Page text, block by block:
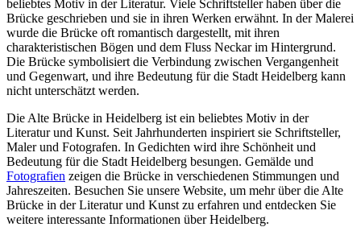
beliebtes Motiv in der Literatur. Viele Schriftsteller haben über die
Brücke geschrieben und sie in ihren Werken erwähnt. In der Malerei
wurde die Brücke oft romantisch dargestellt, mit ihren
charakteristischen Bögen und dem Fluss Neckar im Hintergrund.
Die Brücke symbolisiert die Verbindung zwischen Vergangenheit
und Gegenwart, und ihre Bedeutung für die Stadt Heidelberg kann
nicht unterschätzt werden.
Die Alte Brücke in Heidelberg ist ein beliebtes Motiv in der
Literatur und Kunst. Seit Jahrhunderten inspiriert sie Schriftsteller,
Maler und Fotografen. In Gedichten wird ihre Schönheit und
Bedeutung für die Stadt Heidelberg besungen. Gemälde und
Fotografien zeigen die Brücke in verschiedenen Stimmungen und
Jahreszeiten. Besuchen Sie unsere Website, um mehr über die Alte
Brücke in der Literatur und Kunst zu erfahren und entdecken Sie
weitere interessante Informationen über Heidelberg.